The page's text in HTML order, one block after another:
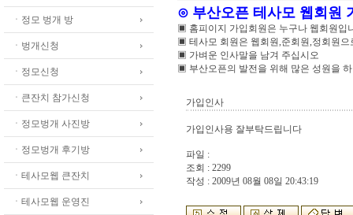
ㆍ정모 벙개 방
ㆍ벙개신청
ㆍ정모신청
ㆍ큰잔치 참가신청
ㆍ정모벙개 사진방
ㆍ정모벙개 후기방
ㆍ테사모웹 큰잔치
ㆍ테사모웹 운영진
⊙ 부산오픈 테사모 웹회원
▣ 홈피이지 가입회원은 누구나 웹회원입
▣ 테사모 회원은 웹회원,준회원,정회원으
▣ 가벼운 인사말을 남겨 주십시오
▣ 부산오픈의 발전을 위해 많은 성원을
가입인사
가입인사용 잘부탁드립니다
파일 :
조회 : 2299
작성 : 2009년 08월 08일 20:43:19